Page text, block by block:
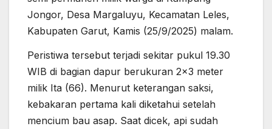
Jongor, Desa Margaluyu, Kecamatan Leles,
Kabupaten Garut, Kamis (25/9/2025) malam.
Peristiwa tersebut terjadi sekitar pukul 19.30
WIB di bagian dapur berukuran 2×3 meter
milik Ita (66). Menurut keterangan saksi,
kebakaran pertama kali diketahui setelah
mencium bau asap. Saat dicek, api sudah